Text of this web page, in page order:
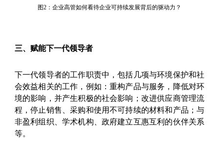
图2：企业高管如何看待企业可持续发展背后的驱动力？
三、赋能下一代领导者
下一代领导者的工作职责中，包括几项与环境保护和社
会效益相关的工作，例如：重构产品与服务，降低对环
境的影响，并产生积极的社会影响；改进供应商管理流
程，停止销售、采购和使用不可持续的材料和产品；与
非盈利组织、学术机构、政府建立互惠互利的伙伴关系
等。